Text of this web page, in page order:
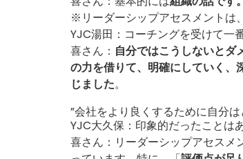
※リーダーシップアセスメントは
YJC湯田：コーチングを受けて一
喜さん： 自分ではこうしないとダ
の力を借りて、明確にしていく、
じました。
”会社をより良くするために自分
YJC大久保：印象的だったことは
喜さん：リーダーシップアセスメ